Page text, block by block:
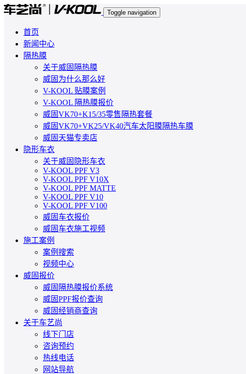
Toggle navigation
首页
新闻中心
隔热膜
关于威固隔热膜
威固为什么那么好
V-KOOL 贴膜案例
V-KOOL 隔热膜报价
威固VK70+K15/35零售隔热套餐
威固VK70+VK25/VK40汽车太阳膜隔热车膜
威固天猫专卖店
隐形车衣
关于威固隐形车衣
V-KOOL PPF V3
V-KOOL PPF V10X
V-KOOL PPF MATTE
V-KOOL PPF V10
V-KOOL PPF V100
威固车衣报价
威固车衣施工视频
施工案例
案例搜索
视频中心
威固报价
威固隔热膜报价系统
威固PPF报价查询
威固经销商查询
关于车艺尚
线下门店
咨询预约
热线电话
网站导航